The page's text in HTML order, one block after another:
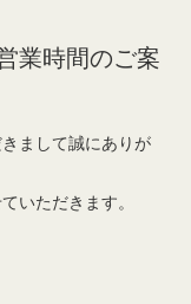
業時間のご案
まして誠にありが
いただきます。